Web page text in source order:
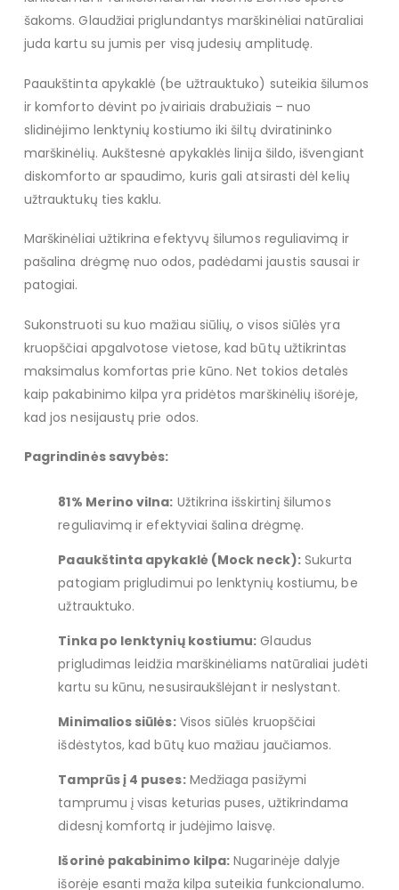
šakoms. Glaudžiai priglundantys marškinėliai natūraliai
juda kartu su jumis per visą judesių amplitudę.
Paaukštinta apykaklė (be užtrauktuko) suteikia šilumos
ir komforto dėvint po įvairiais drabužiais – nuo
slidinėjimo lenktynių kostiumo iki šiltų dviratininko
marškinėlių. Aukštesnė apykaklės linija šildo, išvengiant
diskomforto ar spaudimo, kuris gali atsirasti dėl kelių
užtrauktukų ties kaklu.
Marškinėliai užtikrina efektyvų šilumos reguliavimą ir
pašalina drėgmę nuo odos, padėdami jaustis sausai ir
patogiai.
Sukonstruoti su kuo mažiau siūlių, o visos siūlės yra
kruopščiai apgalvotose vietose, kad būtų užtikrintas
maksimalus komfortas prie kūno. Net tokios detalės
kaip pakabinimo kilpa yra pridėtos marškinėlių išorėje,
kad jos nesijaustų prie odos.
Pagrindinės savybės:
81% Merino vilna: Užtikrina išskirtinį šilumos
reguliavimą ir efektyviai šalina drėgmę.
Paaukštinta apykaklė (Mock neck):Sukurta
patogiam prigludimui po lenktynių kostiumu, be
užtrauktuko.
Tinka po lenktynių kostiumu: Glaudus
prigludimas leidžia marškinėliams natūraliai judėti
kartu su kūnu, nesusiraukšlėjant ir neslystant.
Minimalios siūlės:Visos siūlės kruopščiai
išdėstytos, kad būtų kuo mažiau jaučiamos.
Tamprūs į 4 puses:Medžiaga pasižymi
tamprumu į visas keturias puses, užtikrindama
didesnį komfortą ir judėjimo laisvę.
Išorinė pakabinimo kilpa: Nugarinėje dalyje
išorėje esanti maža kilpa suteikia funkcionalumo.